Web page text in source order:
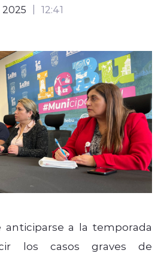
12:41
anticiparse a la temporada
los casos graves de